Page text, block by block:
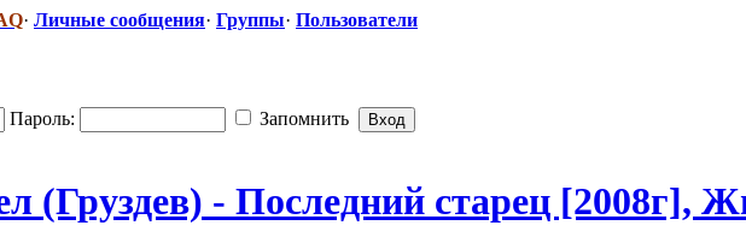
· Личные сообщения· Группы· Пользователи
Пароль:
Запомнить
(Груздев) - Последний старец [2008г],